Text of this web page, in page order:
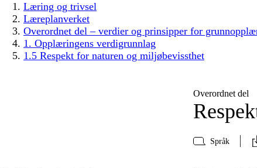
Læring og trivsel
Læreplanverket
Overordnet del – verdier og prinsipper for
1. Opplæringens verdigrunnlag
1.5 Respekt for naturen og miljøbevissthet
Overordnet del
Språk